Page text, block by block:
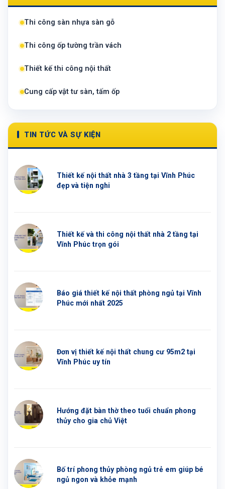
Thi công sàn nhựa sàn gỗ
Thi công ốp tường trần vách
Thiết kế thi công nội thất
Cung cấp vật tư sàn, tấm ốp
TIN TỨC VÀ SỰ KIỆN
Thiết kế nội thất nhà 3 tầng tại Vĩnh Phúc
đẹp và tiện nghi
Thiết kế và thi công nội thất nhà 2 tầng tại
Vĩnh Phúc trọn gói
Báo giá thiết kế nội thất phòng ngủ tại Vĩnh
Phúc mới nhất 2025
Đơn vị thiết kế nội thất chung cư 95m2 tại
Vĩnh Phúc uy tín
Hướng đặt bàn thờ theo tuổi chuẩn phong
thủy cho gia chủ Việt
Bố trí phong thủy phòng ngủ trẻ em giúp bé
ngủ ngon và khỏe mạnh